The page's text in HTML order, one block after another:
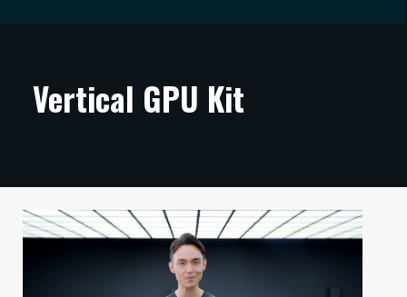
ARTIKKELIT
TECHBBS
TIETOA
Vertical GPU Kit